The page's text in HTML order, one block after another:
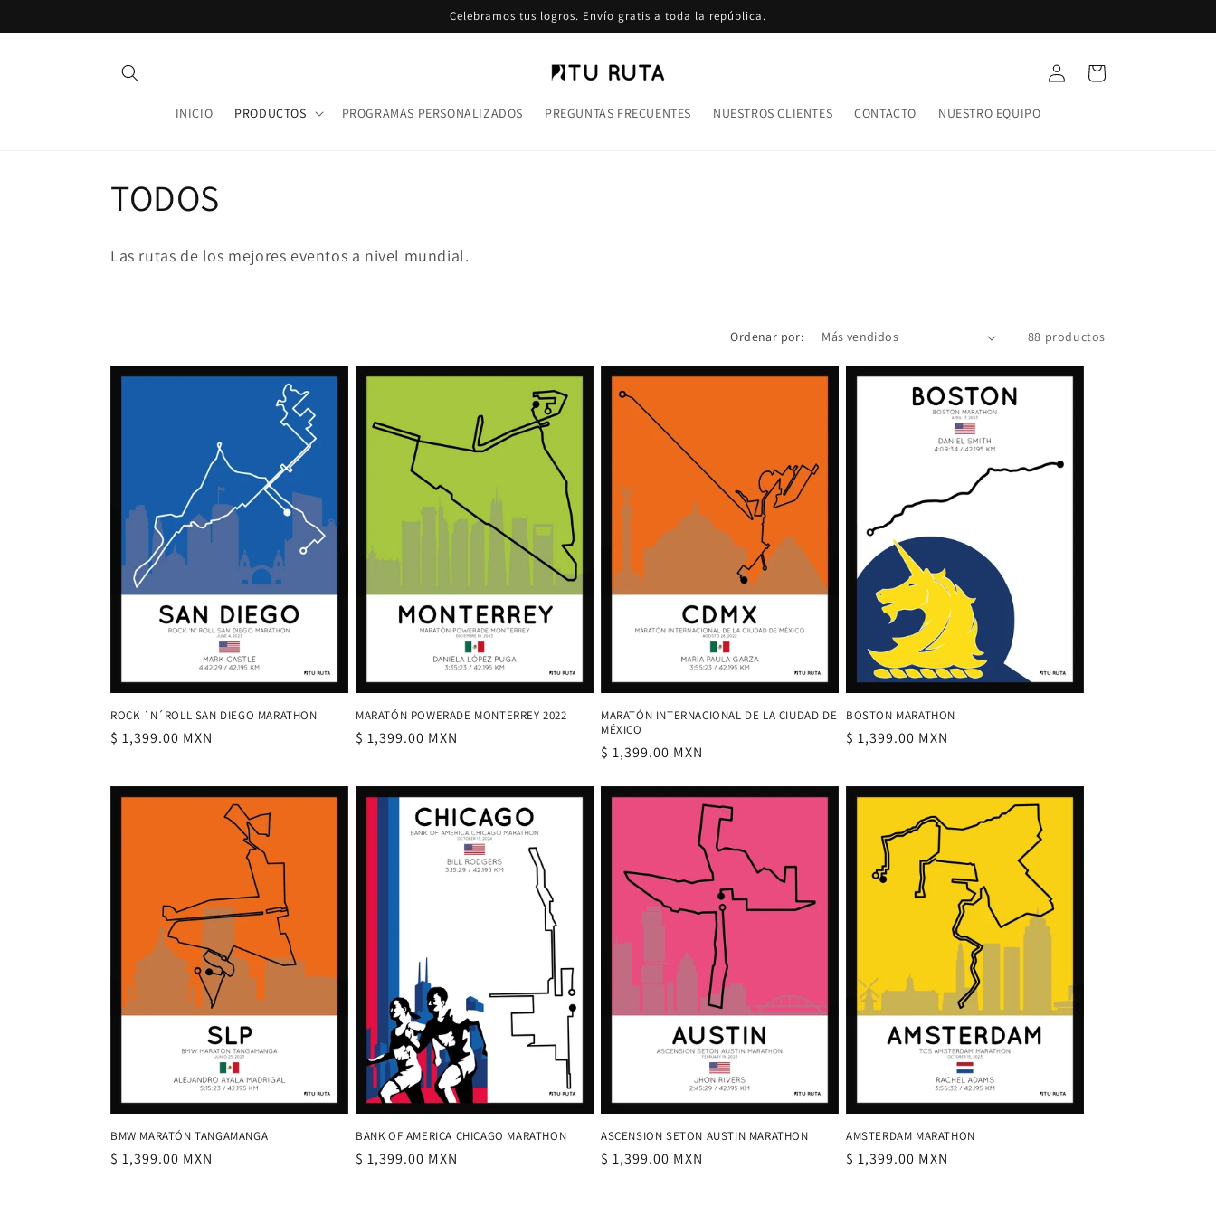
al contenido
Celebramos tus logros. Envío gratis a toda la república.
INICIO PRODUCTOS PROGRAMAS PERSONALIZADOS PREGUNTAS FRECUENTES NUESTROS CLIENTES CONTACTO NUESTRO EQUIPO
sesión
Carrito
C
o
c
ó
n
TODOS
Las rutas de los mejores eventos a nivel mundial.
Ordenar por: 88 productos
ROCK ´N´ROLL SAN DIEGO MARATHON
Precio
$ 1,399.00 MXN
MARATÓN POWERADE MONTERREY 2022
Precio
$ 1,399.00 MXN
MARATÓN INTERNACIONAL DE LA CIUDAD DE
MÉXICO
Precio
$ 1,399.00 MXN
BOSTON MARATHON
Precio
$ 1,399.00 MXN
BMW MARATÓN TANGAMANGA
Precio
$ 1,399.00 MXN
BANK OF AMERICA CHICAGO MARATHON
Precio
$ 1,399.00 MXN
ASCENSION SETON AUSTIN MARATHON
Precio
$ 1,399.00 MXN
AMSTERDAM MARATHON
Precio
$ 1,399.00 MXN